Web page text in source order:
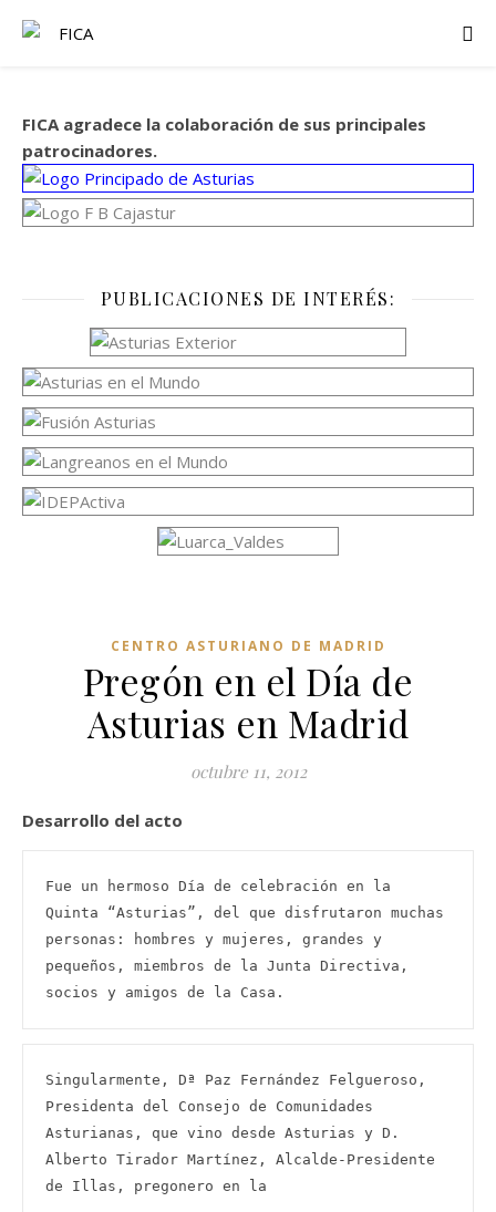
FICA agradece la colaboración de sus principales
patrocinadores.
PUBLICACIONES DE INTERÉS:
CENTRO ASTURIANO DE MADRID
Pregón en el Día de
Asturias en Madrid
octubre 11, 2012
Desarrollo del acto
Fue un hermoso Día de celebración en la
Quinta “Asturias”, del que disfrutaron muchas
personas: hombres y mujeres, grandes y
pequeños, miembros de la Junta Directiva,
socios y amigos de la Casa.
Singularmente, Dª Paz Fernández Felgueroso,
Presidenta del Consejo de Comunidades
Asturianas, que vino desde Asturias y D.
Alberto Tirador Martínez, Alcalde-Presidente
de Illas, pregonero en la